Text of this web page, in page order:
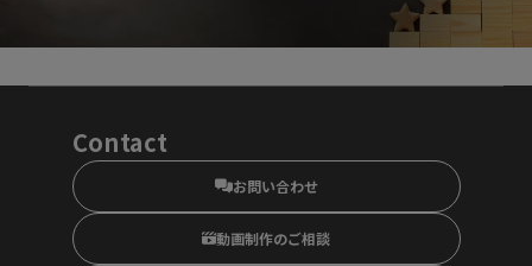
Contact
お問い合わせ
動画制作のご相談